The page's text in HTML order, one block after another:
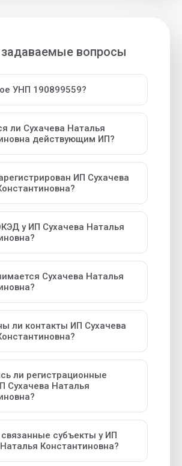
вопросы
УНП 190899559?
ли Сухачева Наталья
действующим ИП?
ИП Сухачева
у ИП Сухачева Наталья
Сухачева Наталья
ли контакты ИП Сухачева
ли регистрационные
Сухачева Наталья
связанные субъекты у ИП
Константиновна?